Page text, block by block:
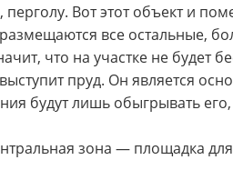
Вот этот объект и
размещаются все остальные,
что на участке не будет
пруд. Он является
будут лишь обыгрывать
зона — площадка